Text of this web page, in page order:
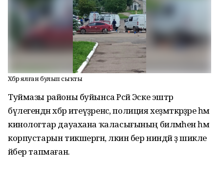
Хәбәр ялған булып сыҡты
Туймазы районы буйынса Рәсәй Эске эштәр
бүлегендән хәбәр итеүҙәренсә, полиция хеҙмәткәрҙәре һәм
кинологтар дауахана ҡаласығының биләмәһен һәм
корпустарын тикшергән, ләкин бер ниндәй ҙә шикле
әйбер тапмаған.